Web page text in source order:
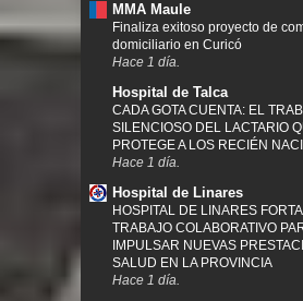
MMA Maule
Finaliza exitoso proyecto de
domiciliario en Curicó
Hace 1 día.
Hospital de Talca
CADA GOTA CUENTA: EL
SILENCIOSO DEL LACTARIO
PROTEGE A LOS RECIÉN
Hace 1 día.
Hospital de Linares
HOSPITAL DE LINARES
TRABAJO COLABORATIVO
IMPULSAR NUEVAS
SALUD EN LA PROVINCIA
Hace 1 día.